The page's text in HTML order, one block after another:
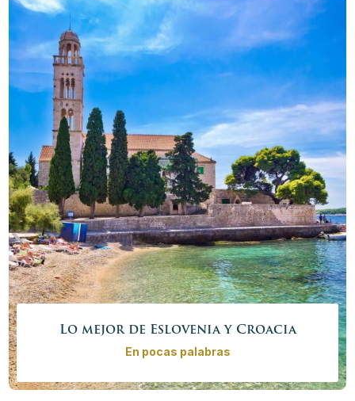
Precio desde3670,00€ – 14700,00 €/
persona
Más info Reservar ahora
Lo mejor de Eslovenia y Croacia
En pocas palabras
Visite Lo mejor de Croacia y Eslovenia. Sienta los Alpes